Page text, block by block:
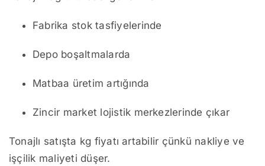
Fabrika stok tasfiyelerinde
Depo boşaltmalarda
Matbaa üretim artığında
Zincir market lojistik merkezlerinde çıkar
Tonajlı satışta kg fiyatı artabilir çünkü nakliye ve
işçilik maliyeti düşer.